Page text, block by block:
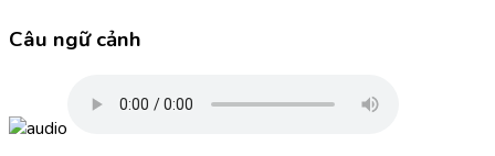
Câu ngữ cảnh